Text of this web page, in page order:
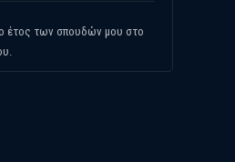
έτος των σπουδών μου στο